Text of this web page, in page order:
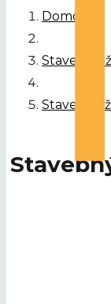
Domov
Stavebné
Stavebný